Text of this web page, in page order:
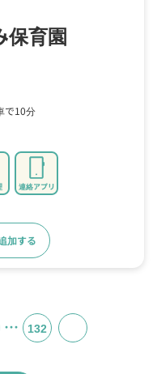
保育園
で10分
連絡アプリ
加する
… 132